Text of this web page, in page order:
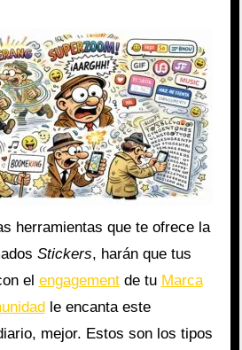
herramientas que te ofrece la
Stickers, harán que tus
el engagementde tu Marca
le encanta este
mejor. Estos son los tipos